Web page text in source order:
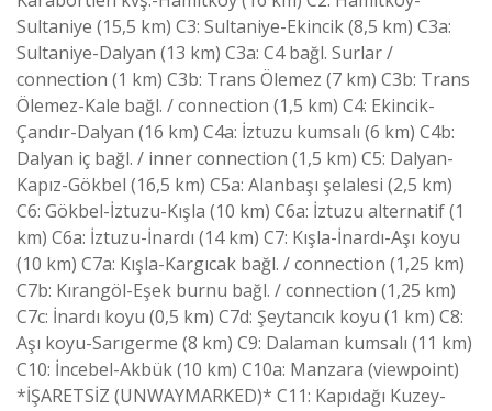
Sultaniye (15,5 km) C3: Sultaniye-Ekincik (8,5 km) C3a:
Sultaniye-Dalyan (13 km) C3a: C4 bağl. Surlar /
connection (1 km) C3b: Trans Ölemez (7 km) C3b: Trans
Ölemez-Kale bağl. / connection (1,5 km) C4: Ekincik-
Çandır-Dalyan (16 km) C4a: İztuzu kumsalı (6 km) C4b:
Dalyan iç bağl. / inner connection (1,5 km) C5: Dalyan-
Kapız-Gökbel (16,5 km) C5a: Alanbaşı şelalesi (2,5 km)
C6: Gökbel-İztuzu-Kışla (10 km) C6a: İztuzu alternatif (1
km) C6a: İztuzu-İnardı (14 km) C7: Kışla-İnardı-Aşı koyu
(10 km) C7a: Kışla-Kargıcak bağl. / connection (1,25 km)
C7b: Kırangöl-Eşek burnu bağl. / connection (1,25 km)
C7c: İnardı koyu (0,5 km) C7d: Şeytancık koyu (1 km) C8:
Aşı koyu-Sarıgerme (8 km) C9: Dalaman kumsalı (11 km)
C10: İncebel-Akbük (10 km) C10a: Manzara (viewpoint)
*İŞARETSİZ (UNWAYMARKED)* C11: Kapıdağı Kuzey-